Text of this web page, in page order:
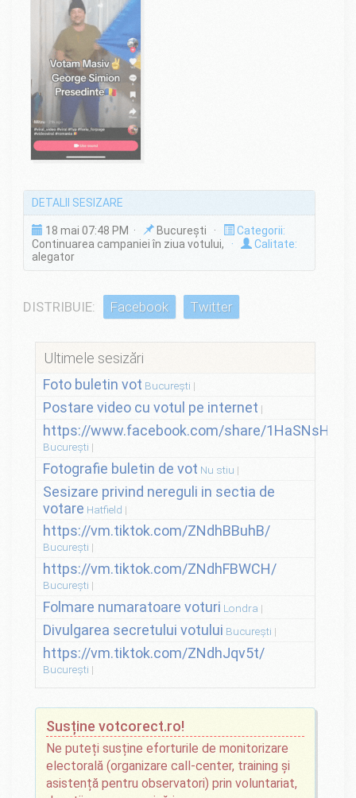
DETALII SESIZARE
18 mai 07:48 PM · București ·
Categorii:
Continuarea campaniei în ziua votului,
·
Calitate:
alegator
DISTRIBUIE: Facebook Twitter
Ultimele sesizări
Foto buletin vot București
Postare video cu votul pe internet
https://www.facebook.com/share/
București
Fotografie buletin de vot Nu stiu
Sesizare privind nereguli in sectia de
votare Hatfield
https://vm.tiktok.com/ZNdhBBuhB/
București
https://vm.tiktok.com/ZNdhFBWCH/
București
Folmare numaratoare voturi Londra
Divulgarea secretului votului București
https://vm.tiktok.com/ZNdhJqv5t/
București
Susține votcorect.ro!
Ne puteți susține eforturile de monitorizare
electorală (organizare call-center, training și
asistență pentru observatori) prin voluntariat,